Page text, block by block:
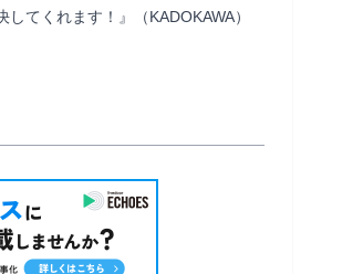
てくれます！』（KADOKAWA）